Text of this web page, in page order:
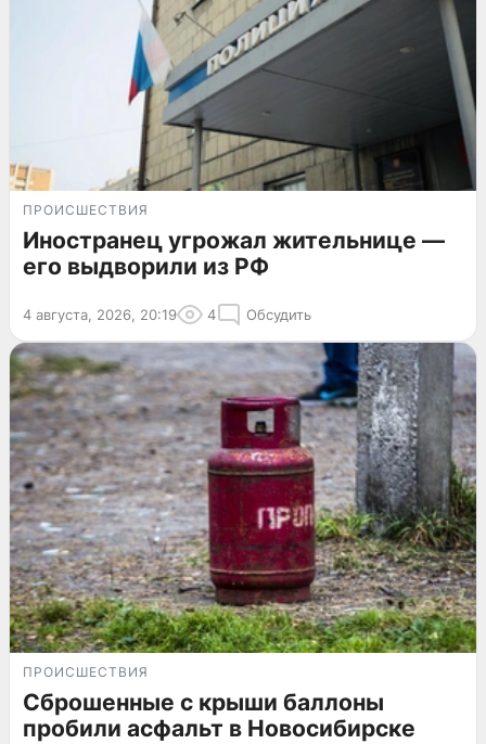
ПРОИСШЕСТВИЯ
Иностранец угрожал жительнице —
его выдворили из РФ
4 августа, 2026, 20:19 4 Обсудить
ПРОИСШЕСТВИЯ
Сброшенные с крыши баллоны
пробили асфальт в Новосибирске